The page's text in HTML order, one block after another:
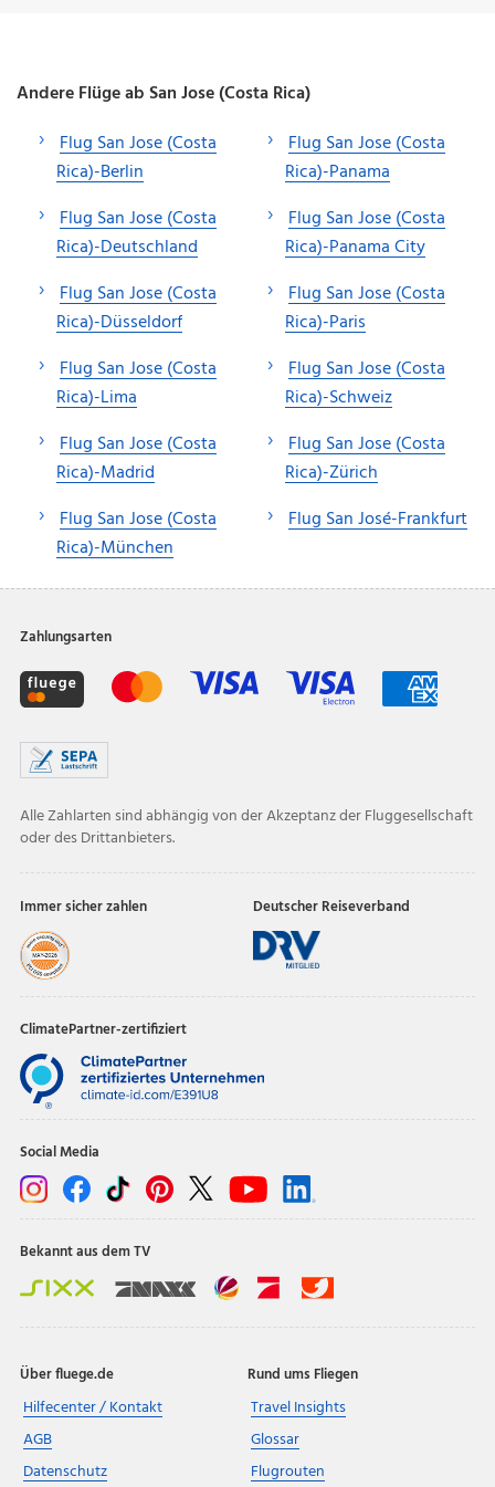
Andere Flüge ab San Jose (Costa Rica)
Flug San Jose (Costa
Rica)-Berlin
Flug San Jose (Costa
Rica)-Deutschland
Flug San Jose (Costa
Rica)-Düsseldorf
Flug San Jose (Costa
Rica)-Lima
Flug San Jose (Costa
Rica)-Madrid
Flug San Jose (Costa
Rica)-München
Flug San Jose (Costa
Rica)-Panama
Flug San Jose (Costa
Rica)-Panama City
Flug San Jose (Costa
Rica)-Paris
Flug San Jose (Costa
Rica)-Schweiz
Flug San Jose (Costa
Rica)-Zürich
Flug San José-Frankfurt